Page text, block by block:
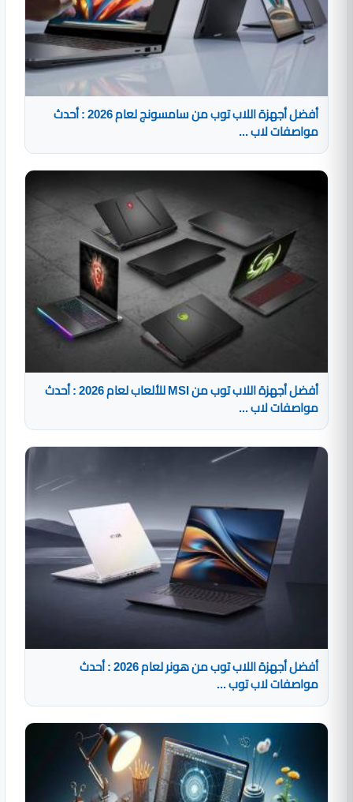
أفضل أجهزة اللاب توب من سامسونج لعام 2026 : أحدث
مواصفات لاب ...
أفضل أجهزة اللاب توب من MSI للألعاب لعام 2026 : أحدث
مواصفات لاب ...
أفضل أجهزة اللاب توب من هونر لعام 2026 : أحدث
مواصفات لاب توب ...